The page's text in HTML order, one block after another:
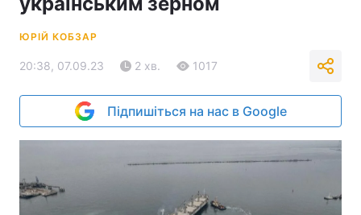
ЮРІЙ КОБЗАР
20:38, 07.09.23 2 хв. 1017
Підпишіться на нас в Google